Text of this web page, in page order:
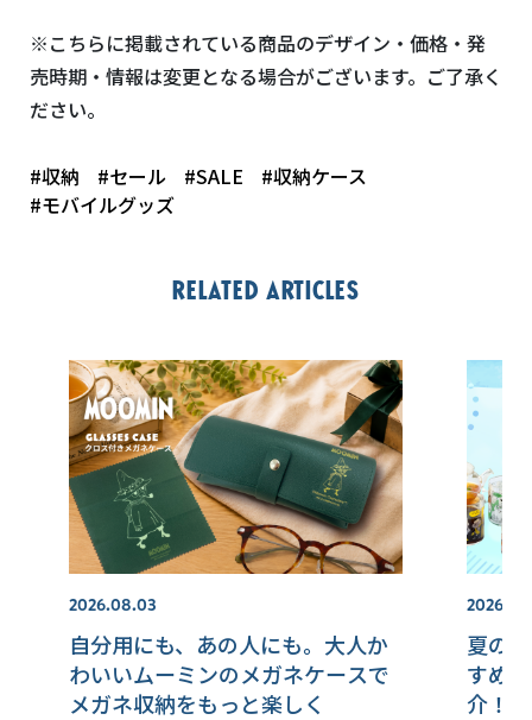
※こちらに掲載されている商品のデザイン・価格・発
売時期・情報は変更となる場合がございます。ご了承く
ださい。
#収納 #セール #SALE
#収納ケース
#モバイルグッズ
Related articles
2026.08.03
自分用にも、あの人にも。大人か
わいいムーミンのメガネケースで
メガネ収納をもっと楽しく
夏の
すめ
介！！